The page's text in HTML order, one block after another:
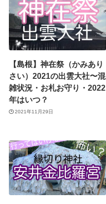
【島根】神在祭（かみあり
さい）2021の出雲大社〜混
雑状況・お札お守り・2022
年はいつ？
2021年11月29日